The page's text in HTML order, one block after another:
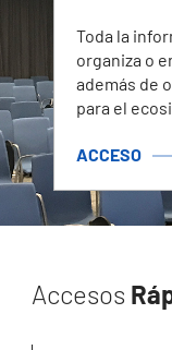
Toda la
organiza o
además de
para el
ACCESO
Accesos